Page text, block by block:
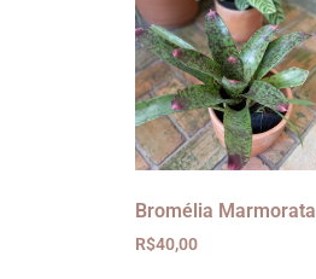
Bromélia Marmorata
R$40,00